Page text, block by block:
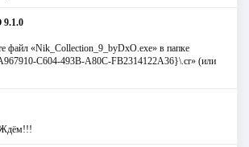
9.1.0
файл «Nik_Collection_9_byDxO.exe» в папке
C604-493B-A80C-FB2314122A36}\.cr» (или
Ждём!!!